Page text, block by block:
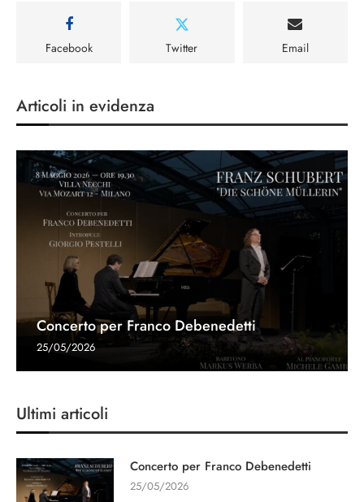
Facebook Twitter Email
Articoli in evidenza
Concerto per Franco Debenedetti
25/05/2026
Ultimi articoli
Concerto per Franco Debenedetti
25/05/2026